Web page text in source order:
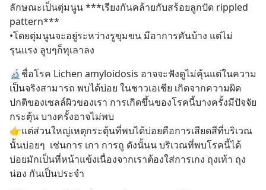
ลักษณะเป็นตุ่มนูน ***เรียงกันคล้ายกับสร้อยลูกปัด rippled
pattern***
•โดยตุ่มนูนจะอยู่ระหว่างรูขุมขน มีอาการคันบ้าง แต่ไม่
รุนแรง ลูบๆก็ทุเลาลง
🔬ชื่อโรค Lichen amyloidosis อาจจะฟังดูไม่คุ้นแต่ในความ
เป็นจริงสามารถ พบได้บ่อย ในชาวเอเชีย เกิดจากความผิด
ปกติของเซลล์ผิวของเรา การเกิดขึ้นของโรคนี้บางครั้งมีปัจจัย
กระตุ้น บางครั้งอาจไม่พบ
👉แต่ส่วนใหญ่เหตุกระตุ้นที่พบได้บ่อยคือการเสียดสีที่บริเวณ
นั้นบ่อยๆ  เช่นการ เกา การถู ดังนั้นน บริเวณที่พบโรคนี้ได้
บ่อยมักเป็นที่หน้าแข้งเนื่องจากเราต้องใส่การเกง ถุงเท้า ถุง
น่อง กันเป็นประจำ